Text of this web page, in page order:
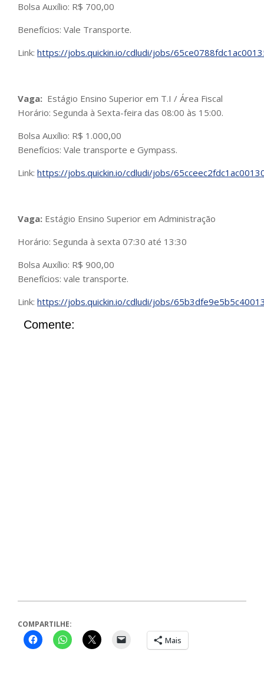
Bolsa Auxílio: R$ 700,00
Benefícios: Vale Transporte.
Link: https://jobs.quickin.io/cdludi/jobs/
Vaga: Estágio Ensino Superior em T.I / Área Fiscal
Horário: Segunda à Sexta-feira das 08:00 às 15:00.
Bolsa Auxílio: R$ 1.000,00
Benefícios: Vale transporte e Gympass.
Link: https://jobs.quickin.io/cdludi/jobs/
Vaga: Estágio Ensino Superior em Administração
Horário: Segunda à sexta 07:30 até 13:30
Bolsa Auxílio: R$ 900,00
Benefícios: vale transporte.
Link: https://jobs.quickin.io/cdludi/jobs/
Comente:
COMPARTILHE:
Mais